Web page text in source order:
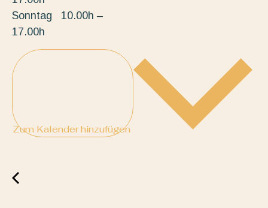
Sonntag 10.00h –
17.00h
Zum Kalender hinzufügen